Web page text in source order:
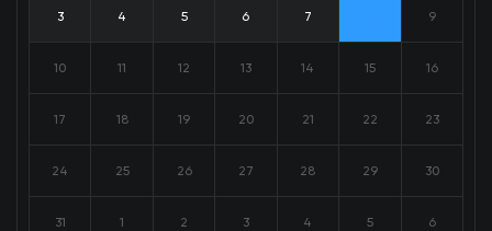
3 4 5 6 7 9
10 11 12 13 14 15 16
17 18 19 20 21 22 23
24 25 26 27 28 29 30
31 1 2 3 4 5 6